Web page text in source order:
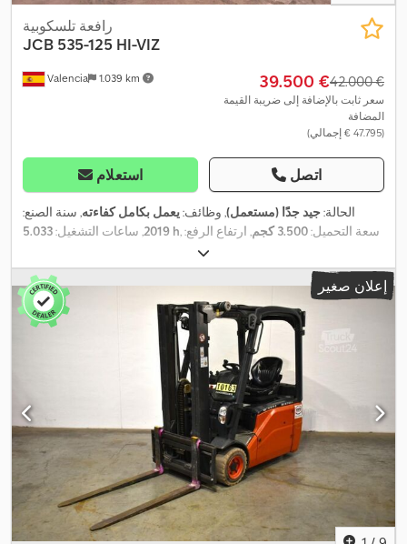
Valencia 1.039 km
رافعة تلسكوبية
JCB 535-125 HI-VIZ
‏39.500 € ‏42.000 €
سعر ثابت بالإضافة إلى ضريبة القيمة
المضافة
(‏47.795 € إجمالي)
استعلام اتصل
الحالة:جيد جدًا (مستعمل), وظائف:يعمل بكامل كفاءته, سنة الصنع:
2019, ساعات التشغيل: 5.033 h , سعة التحميل:3.500 كجم
, ارتفاع الرفع:
ديزل
كابينة, واقي رأس, وصلات المقطورة,
إعلان صغير